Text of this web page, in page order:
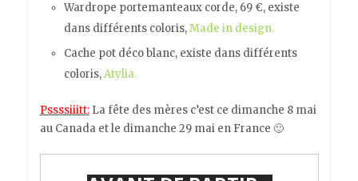
Wardrope portemanteaux corde, 69 €, existe
dans différents coloris,Made in design.
Cache pot déco blanc, existe dans différents
coloris,Atylia.
Pssssiiitt:La fête des mères c’est ce dimanche 8 mai
au Canada et le dimanche 29 mai en France 🙂